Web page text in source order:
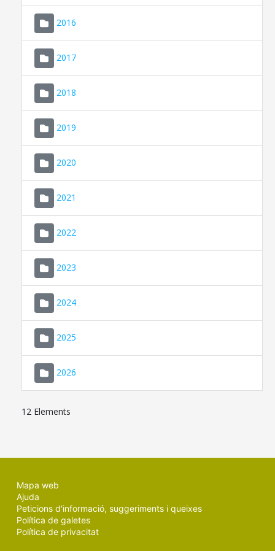
2016
2017
2018
2019
2020
2021
2022
2023
2024
2025
2026
12 Elements
Mapa web
Ajuda
Peticions d'informació, suggeriments i queixes
Política de galetes
Política de privacitat